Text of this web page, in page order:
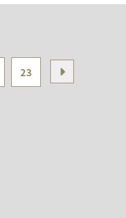
23